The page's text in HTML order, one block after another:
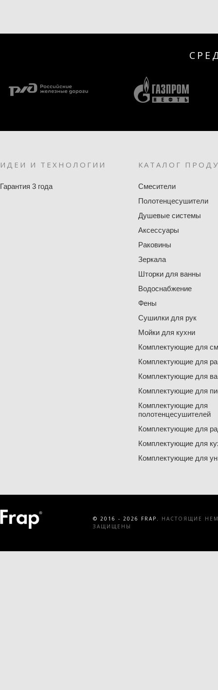
ИДЕИ И ТЕХНОЛОГИИ
Гарантия 3 года
КАТАЛОГ
Смесители
Полотенцесушители
Душевые системы
Аксессуары
Раковины
Зеркала
Шторки для ванны
Водоснабжение
Фены
Сушилки для рук
Мойки для кухни
Комплектующие для
Комплектующие для
Комплектующие для
Комплектующие для
Комплектующие для
полотенцесушителей
Комплектующие для
Комплектующие для
Комплектующие для
© 2016 - 2026 FRAP.
НАСТОЯЩИЕ
ЗАЩИЩЕНЫ